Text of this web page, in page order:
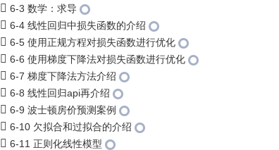
6-3 数学：求导
6-4 线性回归中损失函数的介绍
6-5 使用正规方程对损失函数进行优化
6-6 使用梯度下降法对损失函数进行优化
6-7 梯度下降法方法介绍
6-8 线性回归api再介绍
6-9 波士顿房价预测案例
6-10 欠拟合和过拟合的介绍
6-11 正则化线性模型